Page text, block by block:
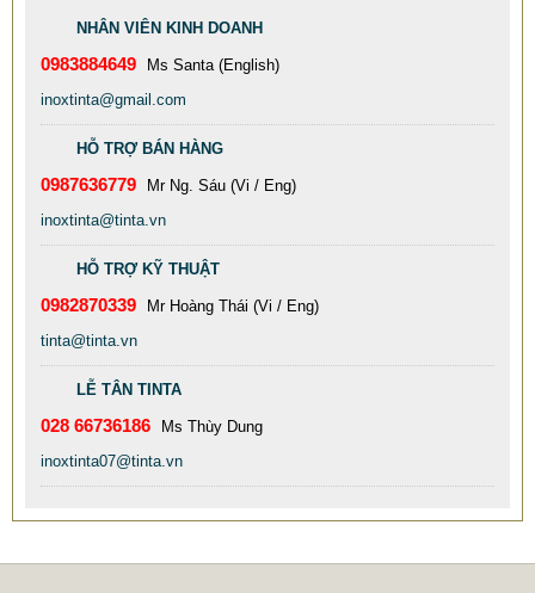
BÀN INOX MẠ VÀNG
Mã sản phẩm: 1 BAN INOX MA VANG - TITANIUM CHAIRS
NHÂN VIÊN KINH DOANH
0983884649
Ms Santa (English)
inoxtinta@gmail.com
HỖ TRỢ BÁN HÀNG
0987636779
Mr Ng. Sáu (Vi / Eng)
inoxtinta@tinta.vn
HỖ TRỢ KỸ THUẬT
0982870339
Mr Hoàng Thái (Vi / Eng)
tinta@tinta.vn
LỄ TÂN TINTA
028 66736186
Ms Thùy Dung
inoxtinta07@tinta.vn